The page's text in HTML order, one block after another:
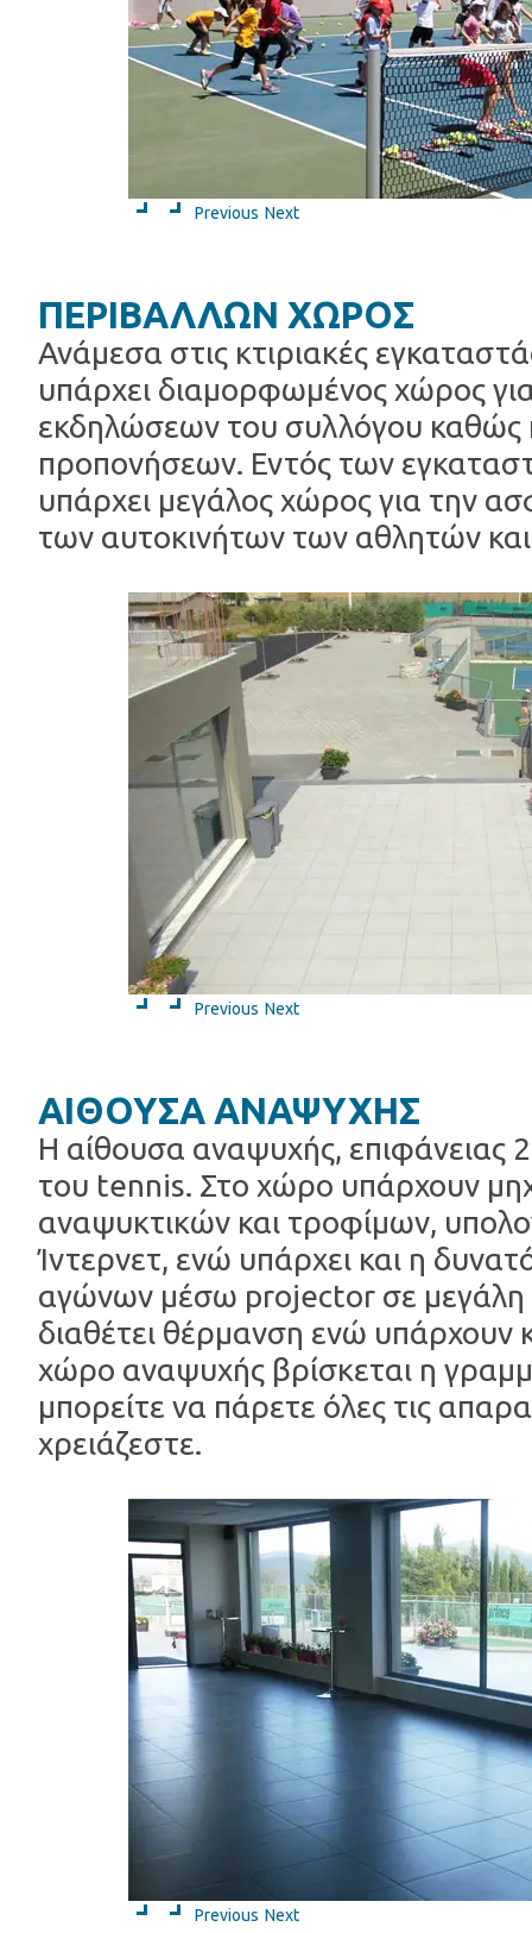
Previous Next
ΠΕΡΙΒΑΛΛΩΝ ΧΩΡΟΣ
Ανάμεσα στις κτιριακές
υπάρχει διαμορφωμένος χώρος
εκδηλώσεων του συλλόγου καθώς
προπονήσεων. Εντός των
υπάρχει μεγάλος χώρος για την
των αυτοκινήτων των αθλητών
Previous Next
ΑΙΘΟΥΣΑ ΑΝΑΨΥΧΗΣ
Η αίθουσα αναψυχής, επιφάνειας
του tennis. Στο χώρο υπάρχουν
αναψυκτικών και τροφίμων,
Ίντερνετ, ενώ υπάρχει και η
αγώνων μέσω projector σε
διαθέτει θέρμανση ενώ υπάρχουν
χώρο αναψυχής βρίσκεται η
μπορείτε να πάρετε όλες τις
χρειάζεστε.
Previous Next